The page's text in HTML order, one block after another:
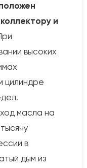
и
высоких
цилиндре
масла на
в
дым из